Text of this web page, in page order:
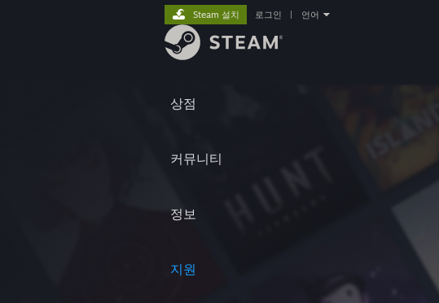
상점
커뮤니티
정보
지원
Steam 설치 로그인 언어